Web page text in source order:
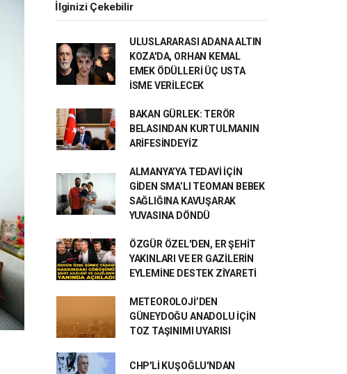
İlginizi Çekebilir
ULUSLARARASI ADANA ALTIN
KOZA'DA, ORHAN KEMAL
EMEK ÖDÜLLERİ ÜÇ USTA
İSME VERİLECEK
BAKAN GÜRLEK: TERÖR
BELASINDAN KURTULMANIN
ARİFESİNDEYİZ
ALMANYA’YA TEDAVİ İÇİN
GİDEN SMA’LI TEOMAN BEBEK
SAĞLIĞINA KAVUŞARAK
YUVASINA DÖNDÜ
ÖZGÜR ÖZEL'DEN, ER ŞEHİT
YAKINLARI VE ER GAZİLERİN
EYLEMİNE DESTEK ZİYARETİ
METEOROLOJİ’DEN
GÜNEYDOĞU ANADOLU İÇİN
TOZ TAŞINIMI UYARISI
CHP'Lİ KUŞOĞLU'NDAN